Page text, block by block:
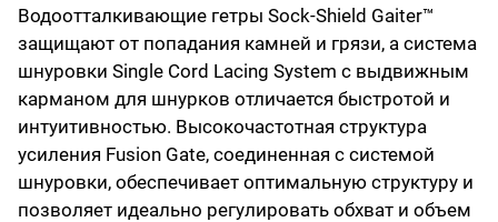
Водоотталкивающие гетры Sock-Shield Gaiter™
защищают от попадания камней и грязи, а система
шнуровки Single Cord Lacing System с выдвижным
карманом для шнурков отличается быстротой и
интуитивностью. Высокочастотная структура
усиления Fusion Gate, соединенная с системой
шнуровки, обеспечивает оптимальную структуру и
позволяет идеально регулировать обхват и объем